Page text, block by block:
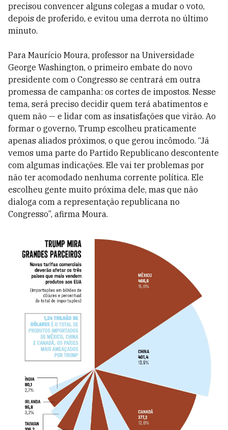
precisou convencer alguns colegas a mudar o voto,
depois de proferido, e evitou uma derrota no último
minuto.
Para Maurício Moura, professor na Universidade
George Washington, o primeiro embate do novo
presidente com o Congresso se centrará em outra
promessa de campanha: os cortes de impostos. Nesse
tema, será preciso decidir quem terá abatimentos e
quem não — e lidar com as insatisfações que virão. Ao
formar o governo, Trump escolheu praticamente
apenas aliados próximos, o que gerou incômodo. “Já
vemos uma parte do Partido Republicano descontente
com algumas indicações. Ele vai ter problemas por
não ter acomodado nenhuma corrente política. Ele
escolheu gente muito próxima dele, mas que não
dialoga com a representação republicana no
Congresso”, afirma Moura.